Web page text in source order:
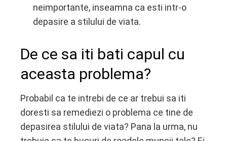
neimportante, inseamna ca esti intr-o
depasire a stilului de viata.
De ce sa iti bati capul cu
aceasta problema?
Probabil ca te intrebi de ce ar trebui sa iti
doresti sa remediezi o problema ce tine de
depasirea stilului de viata? Pana la urma, nu